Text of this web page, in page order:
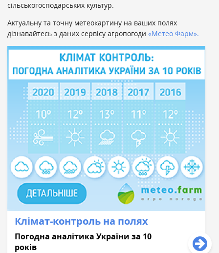
сільськогосподарських культур.
Актуальну та точну метеокартину на ваших полях
дізнавайтесь з даних сервісу агропогоди «Метео Фарм».
Клімат-контроль на полях
Погодна аналітика України за 10
років